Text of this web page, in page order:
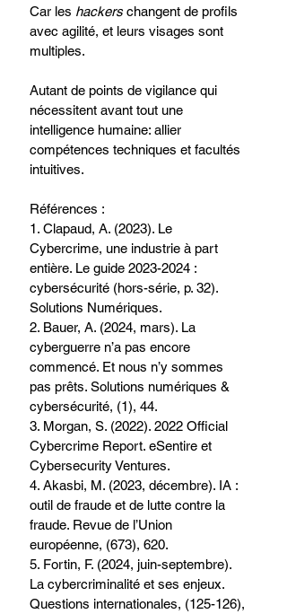
Car les hackers changent de profils
avec agilité, et leurs visages sont
multiples.
Autant de points de vigilance qui
nécessitent avant tout une
intelligence humaine: allier
compétences techniques et facultés
intuitives.
Références :
1. Clapaud, A. (2023). Le
Cybercrime, une industrie à part
entière. Le guide 2023-2024 :
cybersécurité (hors-série, p. 32).
Solutions Numériques.
2. Bauer, A. (2024, mars). La
cyberguerre n’a pas encore
commencé. Et nous n’y sommes
pas prêts. Solutions numériques &
cybersécurité, (1), 44.
3. Morgan, S. (2022). 2022 Official
Cybercrime Report. eSentire et
Cybersecurity Ventures.
4. Akasbi, M. (2023, décembre). IA :
outil de fraude et de lutte contre la
fraude. Revue de l’Union
européenne, (673), 620.
5. Fortin, F. (2024, juin-septembre).
La cybercriminalité et ses enjeux.
Questions internationales, (125-126),